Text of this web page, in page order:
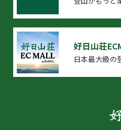
好日山荘
日本最大級の